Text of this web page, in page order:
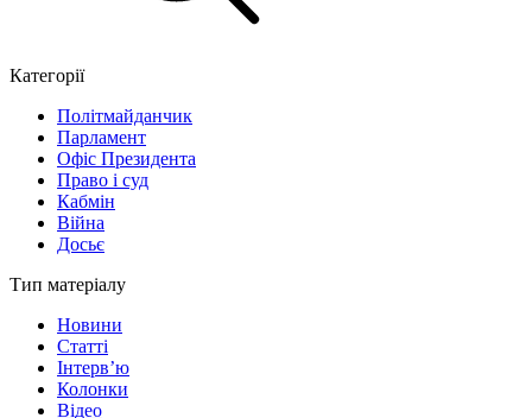
Категорії
Політмайданчик
Парламент
Офіс Президента
Право і суд
Кабмін
Війна
Досьє
Тип матеріалу
Новини
Статті
Інтерв’ю
Колонки
Відео